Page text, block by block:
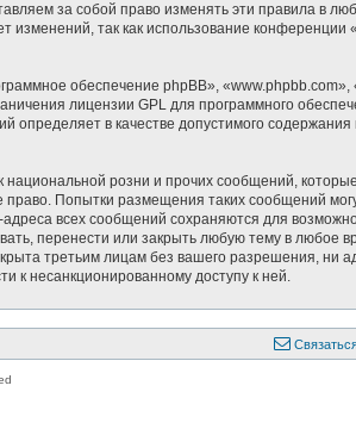
за собой право изменять эти правила в
так как использование конференции
обеспечение phpBB», «www.phpbb.com»,
лицензии GPL для программного
определяет в качестве допустимого
розни и прочих сообщений,
Попытки размещения таких сообщений
всех сообщений сохраняются для
перенести или закрыть любую тему в любое
третьим лицам без вашего разрешения, ни
к несанкционированному доступу к ней.